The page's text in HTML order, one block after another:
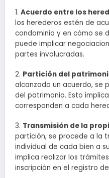
1. Acuerdo entre los
los herederos estén de
condominio y en cómo se
puede implicar
partes involucradas.
2. Partición del
alcanzado un acuerdo, se
del patrimonio. Esto
corresponden a cada
3. Transmisión de la
partición, se procede a la
individual de cada bien a
implica realizar los
inscripción en el registro